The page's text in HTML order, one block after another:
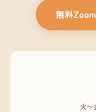
無料
火〜